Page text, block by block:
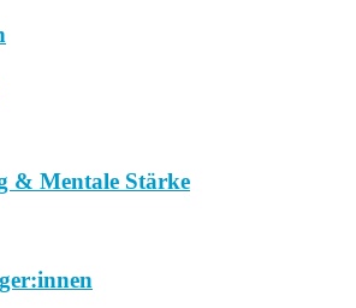
& Mentale Stärke